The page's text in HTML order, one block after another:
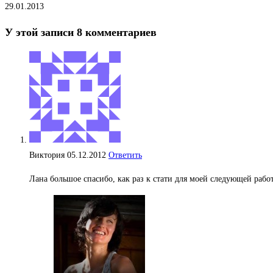
29.01.2013
У этой записи 8 комментариев
Виктория 05.12.2012 Ответить
Лана большое спасибо, как раз к стати для моей следующей